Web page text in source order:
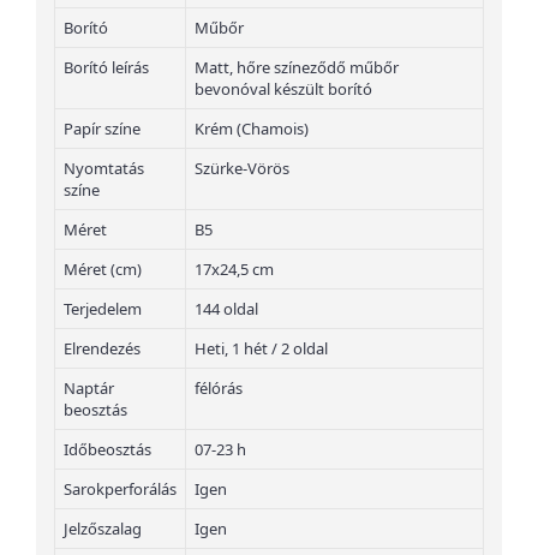
Borító
Műbőr
Borító leírás
Matt, hőre színeződő műbőr
bevonóval készült borító
Papír színe
Krém (Chamois)
Nyomtatás
színe
Szürke-Vörös
Méret
B5
Méret (cm)
17x24,5 cm
Terjedelem
144 oldal
Elrendezés
Heti, 1 hét / 2 oldal
Naptár
beosztás
félórás
Időbeosztás
07-23 h
Sarokperforálás
Igen
Jelzőszalag
Igen